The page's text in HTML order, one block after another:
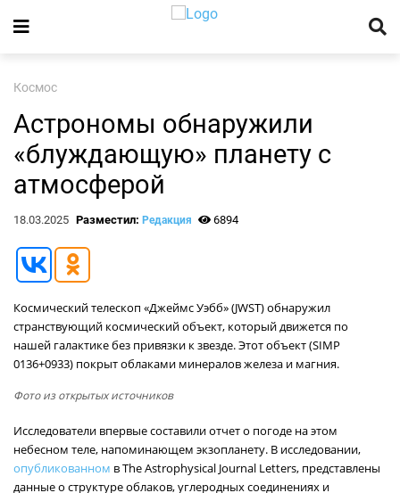
Космос
Астрономы обнаружили
«блуждающую» планету с
атмосферой
18.03.2025 Разместил: Редакция 6894
Космический телескоп «Джеймс Уэбб» (JWST) обнаружил
странствующий космический объект, который движется по
нашей галактике без привязки к звезде. Этот объект (SIMP
0136+0933) покрыт облаками минералов железа и магния.
Фото из открытых источников
Исследователи впервые составили отчет о погоде на этом
небесном теле, напоминающем экзопланету. В исследовании,
опубликованном в The Astrophysical Journal Letters, представлены
данные о структуре облаков, углеродных соединениях и